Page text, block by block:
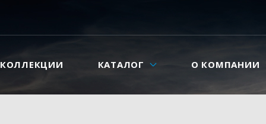
КОЛЛЕКЦИИ КАТАЛОГ О КОМПАНИИ